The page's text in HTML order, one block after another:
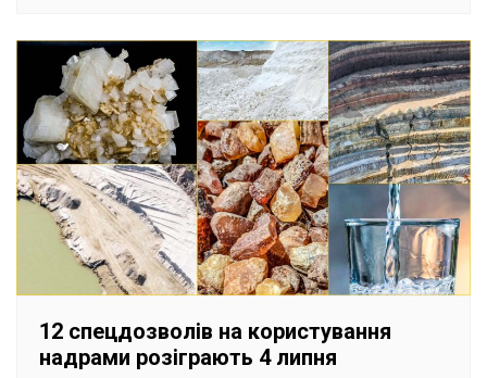
12 спецдозволів на користування
надрами розіграють 4 липня